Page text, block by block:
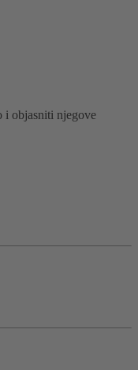
i objasniti njegove